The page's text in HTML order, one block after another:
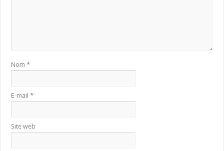
Nom*
E-mail*
Site web